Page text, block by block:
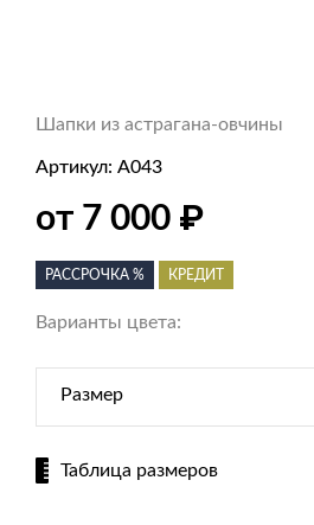
Шапки из астрагана-овчины
Артикул: А043
от 7 000 ₽
РАССРОЧКА % КРЕДИТ
Варианты цвета:
Размер
Таблица размеров